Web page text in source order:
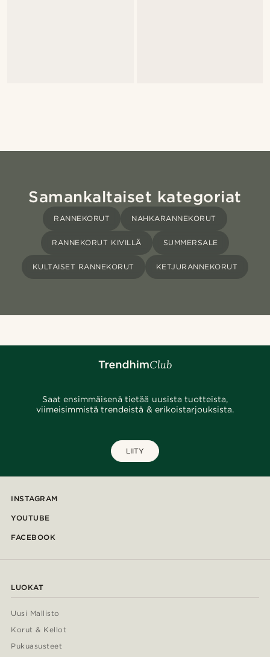
Samankaltaiset kategoriat
RANNEKORUT NAHKARANNEKORUT
RANNEKORUT KIVILLÄ SUMMERSALE
KULTAISET RANNEKORUT KETJURANNEKORUT
Saat ensimmäisenä tietää uusista tuotteista,
viimeisimmistä trendeistä & erikoistarjouksista.
LIITY
INSTAGRAM
YOUTUBE
FACEBOOK
LUOKAT
Uusi Mallisto
Korut & Kellot
Pukuasusteet